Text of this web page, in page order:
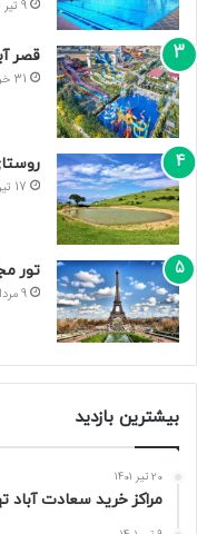
9 تیر 1401
قصر
31 خرداد 1401
17 تیر 1400
تور
9 مرداد 1400
بیشترین بازدید
20 تیر 1401
مراکز خرید سعادت‌ آباد